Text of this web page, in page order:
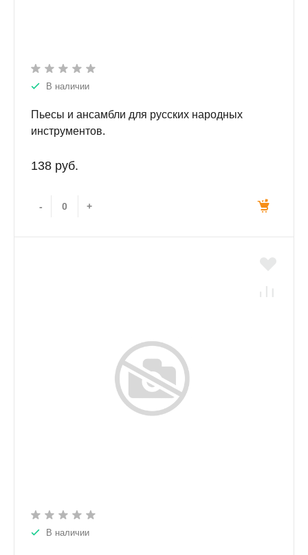
В наличии
Пьесы и ансамбли для русских народных
инструментов.
138 руб.
- +
В наличии